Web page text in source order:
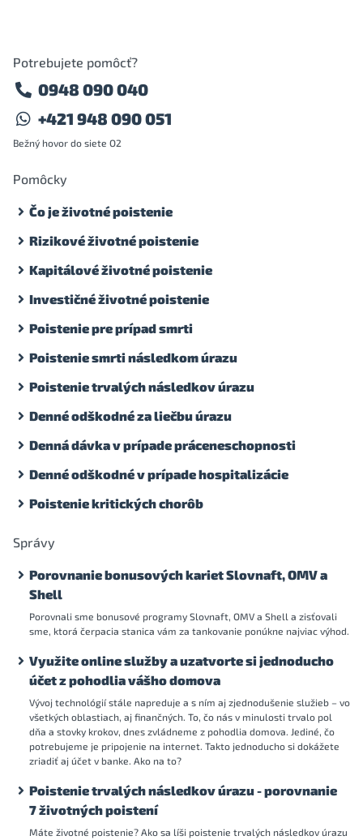
Potrebujete pomôcť?
0948 090 040
+421 948 090 051
Bežný hovor do siete O2
Pomôcky
Čo je životné poistenie
Rizikové životné poistenie
Kapitálové životné poistenie
Investičné životné poistenie
Poistenie pre prípad smrti
Poistenie smrti následkom úrazu
Poistenie trvalých následkov úrazu
Denné odškodné za liečbu úrazu
Denná dávka v prípade práceneschopnosti
Denné odškodné v prípade hospitalizácie
Poistenie kritických chorôb
Správy
Porovnanie bonusových kariet Slovnaft, OMV a
Shell
Porovnali sme bonusové programy Slovnaft, OMV a Shell a zisťovali
sme, ktorá čerpacia stanica vám za tankovanie ponúkne najviac výhod.
Využite online služby a uzatvorte si jednoducho
účet z pohodlia vášho domova
Vývoj technológií stále napreduje a s ním aj zjednodušenie služieb – vo
všetkých oblastiach, aj finančných. To, čo nás v minulosti trvalo pol
dňa a stovky krokov, dnes zvládneme z pohodlia domova. Jediné, čo
potrebujeme je pripojenie na internet. Takto jednoducho si dokážete
zriadiť aj účet v banke. Ako na to?
Poistenie trvalých následkov úrazu - porovnanie
7 životných poistení
Máte životné poistenie? Ako sa líši poistenie trvalých následkov úrazu